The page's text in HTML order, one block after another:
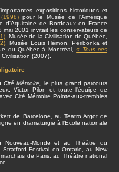
expositions historiques et
pour le Musée de l'Amérique
d'Aquitaine de Bordeaux en France
2001 invitait les conservateurs de
, Musée de la Civilisation de Québec,
, Musée Louis Hémon, Péribonka et
du Québec à Montréal,« Tous ces
Civilisation (2007).
Cité Mémoire, le plus grand parcours
Victor Pilon et toute l'équipe de
Cité Mémoire Pointe-aux-trembles
de Barcelone, au Teatro Argot de
en dramaturgie à l’École nationale
Monde et au Théâtre du
Festival en Ontario, au New
de Paris, au Théâtre national